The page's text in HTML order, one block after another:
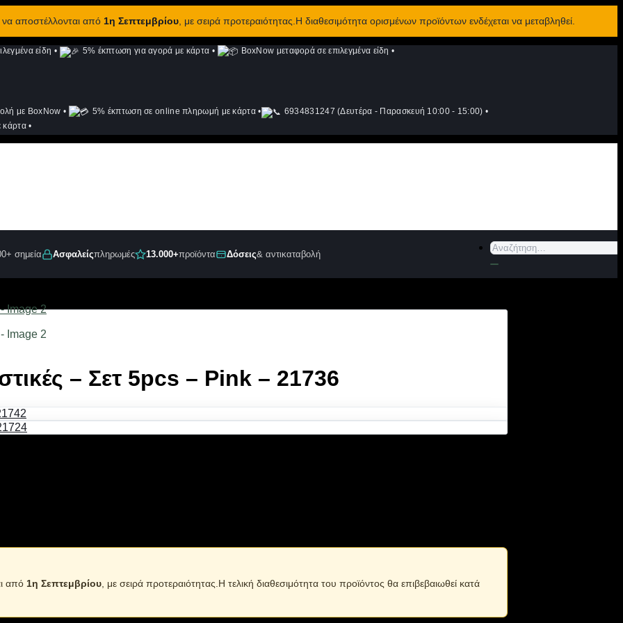
αποστέλλονται από 1η Σεπτεμβρίου, με σειρά προτεραιότητας.Η διαθεσιμότητα ορισμένων προϊόντων ενδέχεται να μεταβληθεί.
είδη • 5% έκπτωση για αγορά με κάρτα • BoxNow μεταφορά σε επιλεγμένα είδη •
με BoxNow • 5% έκπτωση σε online πληρωμή με κάρτα • 6934831247 (Δευτέρα - Παρασκευή 10:00 - 15:00) •
κάρτα •
σημεία Ασφαλείςπληρωμές 13.000+προϊόντα Δόσεις& αντικαταβολή
Αναζήτηση
– Σετ 5pcs – Pink – 21736
υλικό, με ανεξίτηλους χρωματισμούς, σε μοντέρνο και πρακτικό σχεδιασμό που μπορεί να
από 1η Σεπτεμβρίου , με σειρά προτεραιότητας.Η τελική διαθεσιμότητα του προϊόντος θα επιβεβαιωθεί κατά